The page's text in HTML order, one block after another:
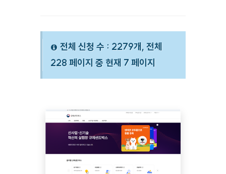
전체 신청 수 : 2279개, 전체
228 페이지 중 현재 7 페이지